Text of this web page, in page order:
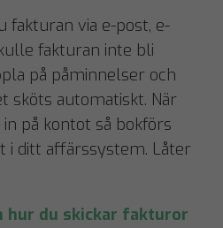
fakturan via e-post, e-
fakturan inte bli
på påminnelser och
sköts automatiskt. När
på kontot så bokförs
i ditt affärssystem. Låter
hur du skickar fakturor